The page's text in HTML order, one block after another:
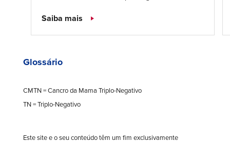
Saiba mais
Glossário
CMTN = Cancro da Mama Triplo-Negativo
TN = Triplo-Negativo
Este site e o seu conteúdo têm um fim exclusivamente